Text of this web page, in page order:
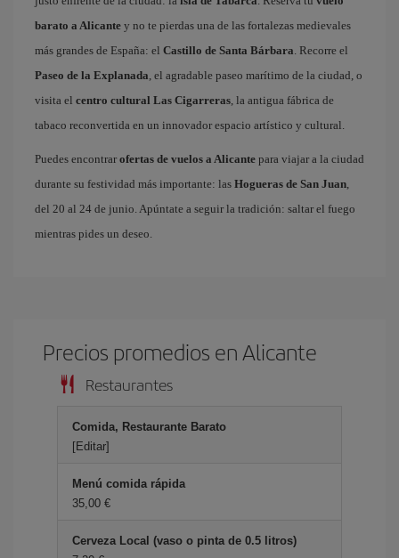
barato a Alicante y no te pierdas una de las fortalezas medievales
más grandes de España: el Castillo de Santa Bárbara. Recorre el
Paseo de la Explanada, el agradable paseo marítimo de la ciudad, o
visita el centro cultural Las Cigarreras, la antigua fábrica de
tabaco reconvertida en un innovador espacio artístico y cultural.
Puedes encontrar ofertas de vuelos a Alicante para viajar a la ciudad
durante su festividad más importante: las Hogueras de San Juan,
del 20 al 24 de junio. Apúntate a seguir la tradición: saltar el fuego
mientras pides un deseo.
Precios promedios en Alicante
Restaurantes
Comida, Restaurante Barato
[Editar]
Menú comida rápida
35,00 €
Cerveza Local (vaso o pinta de 0.5 litros)